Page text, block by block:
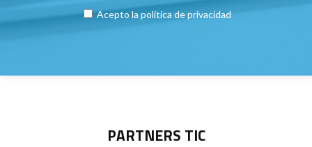
Acepto la política de privacidad
PARTNERS TIC